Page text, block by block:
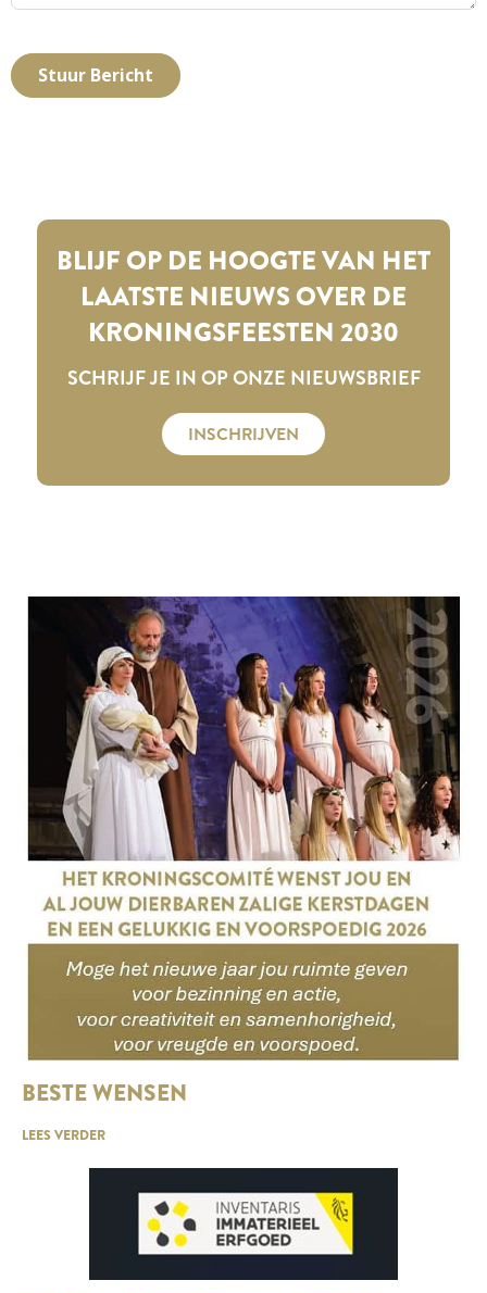
Stuur Bericht
BLIJF OP DE HOOGTE VAN HET
LAATSTE NIEUWS OVER DE
KRONINGSFEESTEN 2030
SCHRIJF JE IN OP ONZE NIEUWSBRIEF
INSCHRIJVEN
BESTE WENSEN
LEES VERDER